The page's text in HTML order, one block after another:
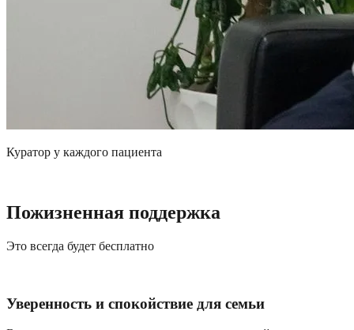
Куратор у каждого пациента
Пожизненная поддержка
Это всегда будет бесплатно
Уверенность и спокойствие для семьи